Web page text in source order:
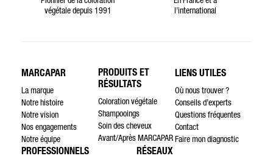
végétale depuis 1991
l’international
MARCAPAR
La marque
Notre histoire
Notre vision
Nos engagements
Notre équipe
PRODUITS ET
RÉSULTATS
Coloration végétale
Shampooings
Soin des cheveux
Avant/Après MARCAPAR
LIENS UTILES
Où nous trouver ?
Conseils d’experts
Questions fréquentes
Contact
Faire mon diagnostic
PROFESSIONNELS RÉSEAUX